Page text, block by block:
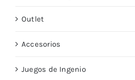
Outlet
Accesorios
Juegos de Ingenio